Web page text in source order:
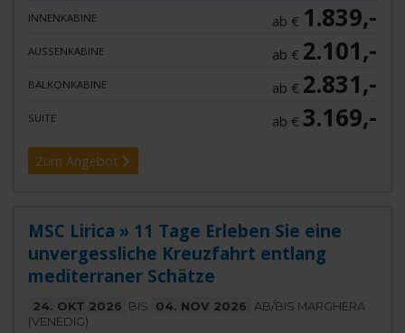
INNENKABINE ab € 1.839,-
AUSSENKABINE ab € 2.101,-
BALKONKABINE ab € 2.831,-
SUITE ab €3.169,-
Zum Angebot
MSC Lirica » 11 Tage Erleben Sie eine
unvergessliche Kreuzfahrt entlang
mediterraner Schätze
24. OKT 2026 BIS 04. NOV 2026
AB/BIS MARGHERA
(VENEDIG)